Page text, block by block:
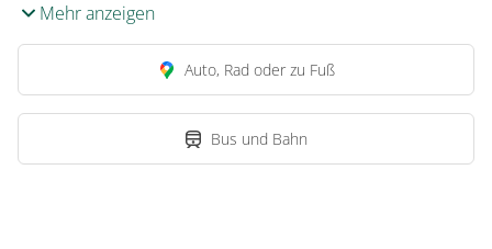
Mehr anzeigen
Auto, Rad oder zu Fuß
Bus und Bahn